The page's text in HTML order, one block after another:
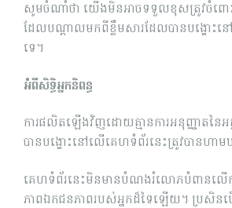
សូមចំណាំថា យើងមិនអាចទទួលខុសត្រូវចំពោ
ដែលបណ្តាលមកពីខ្លឹមសារដែលបានបង្ហោះន
ទេ។
អំពីសិទ្ធិអ្នកនិពន្ធ
ការផលិតឡើងវិញដោយគ្មានការអនុញ្ញាតនៃ
បានបង្ហោះនៅលើគេហទំព័រនេះត្រូវបានហា
គេហទំព័រ​នេះ​មិន​មាន​បំណង​រំលោភ​បំពាន​លើ​កា
ភាពឯកជនភាពរបស់អ្នកដ៏ទៃឡើយ។ ប្រសិនបើ